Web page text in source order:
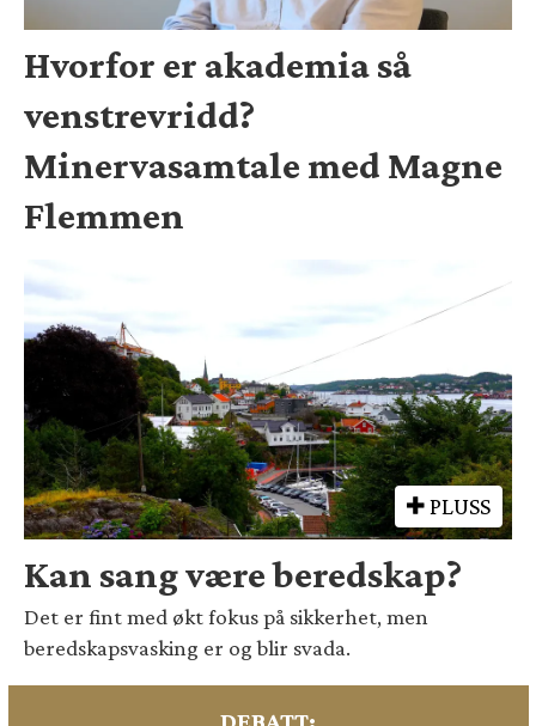
Hvorfor er akademia så
venstrevridd?
Minervasamtale med Magne
Flemmen
PLUSS
Kan sang være beredskap?
Det er fint med økt fokus på sikkerhet, men
beredskapsvasking er og blir svada.